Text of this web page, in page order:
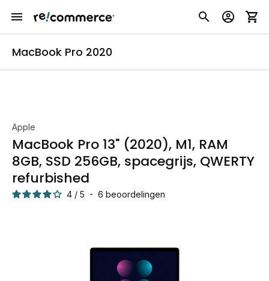
MacBook Pro 2020
Apple
MacBook Pro 13" (2020), M1, RAM
8GB, SSD 256GB, spacegrijs, QWERTY
refurbished
4 / 5 - 6 beoordelingen